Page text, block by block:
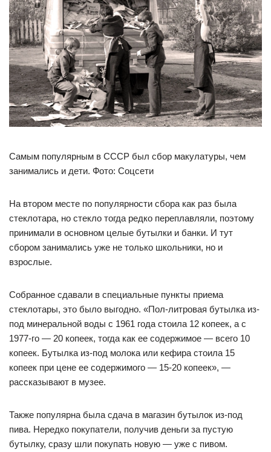
Самым популярным в СССР был сбор макулатуры, чем
занимались и дети. Фото: Соцсети
На втором месте по популярности сбора как раз была
стеклотара, но стекло тогда редко переплавляли, поэтому
принимали в основном целые бутылки и банки. И тут
сбором занимались уже не только школьники, но и
взрослые.
Собранное сдавали в специальные пункты приема
стеклотары, это было выгодно. «Пол-литровая бутылка из-
под минеральной воды с 1961 года стоила 12 копеек, а с
1977-го — 20 копеек, тогда как ее содержимое — всего 10
копеек. Бутылка из-под молока или кефира стоила 15
копеек при цене ее содержимого — 15-20 копеек», —
рассказывают в музее.
Также популярна была сдача в магазин бутылок из-под
пива. Нередко покупатели, получив деньги за пустую
бутылку, сразу шли покупать новую — уже с пивом.